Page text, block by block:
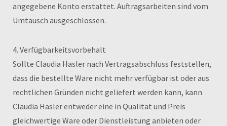
angegebene Konto erstattet. Auftragsarbeiten sind vom
Umtausch ausgeschlossen.
4. Verfügbarkeitsvorbehalt
Sollte Claudia Hasler nach Vertragsabschluss feststellen,
dass die bestellte Ware nicht mehr verfügbar ist oder aus
rechtlichen Gründen nicht geliefert werden kann, kann
Claudia Hasler entweder eine in Qualität und Preis
gleichwertige Ware oder Dienstleistung anbieten oder